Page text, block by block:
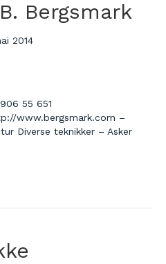
Bergsmark
2014
55 651
www.bergsmark.com –
Diverse teknikker – Asker